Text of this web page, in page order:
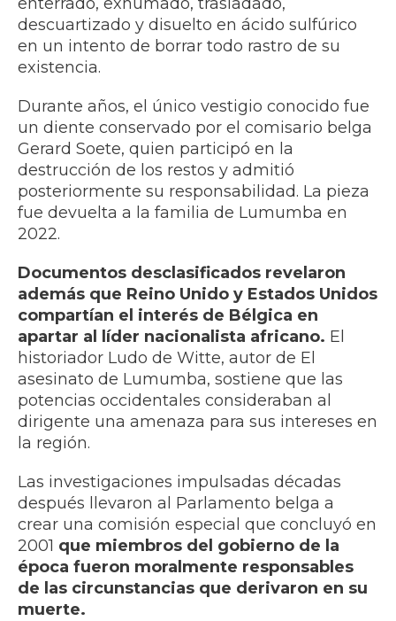
enterrado, exhumado, trasladado,
descuartizado y disuelto en ácido sulfúrico
en un intento de borrar todo rastro de su
existencia.
Durante años, el único vestigio conocido fue
un diente conservado por el comisario belga
Gerard Soete, quien participó en la
destrucción de los restos y admitió
posteriormente su responsabilidad. La pieza
fue devuelta a la familia de Lumumba en
2022.
Documentos desclasificados revelaron
además que Reino Unido y Estados Unidos
compartían el interés de Bélgica en
apartar al líder nacionalista africano. El
historiador Ludo de Witte, autor de El
asesinato de Lumumba, sostiene que las
potencias occidentales consideraban al
dirigente una amenaza para sus intereses en
la región.
Las investigaciones impulsadas décadas
después llevaron al Parlamento belga a
crear una comisión especial que concluyó en
2001 que miembros del gobierno de la
época fueron moralmente responsables
de las circunstancias que derivaron en su
muerte.